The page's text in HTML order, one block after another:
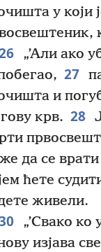
у који
„’Али ако
27
и
крв. 28
да се врати
ћете
живели.
„’Свако
изјава